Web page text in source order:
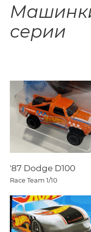
серии
'87 Dodge D100
Race Team 1/10